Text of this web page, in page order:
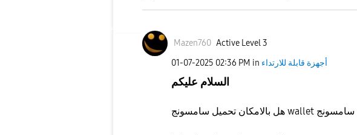
Mazen760 Active Level 3
‎01-07-2025 02:36 PM in أجهزة قابلة للارتداء
السلام عليكم